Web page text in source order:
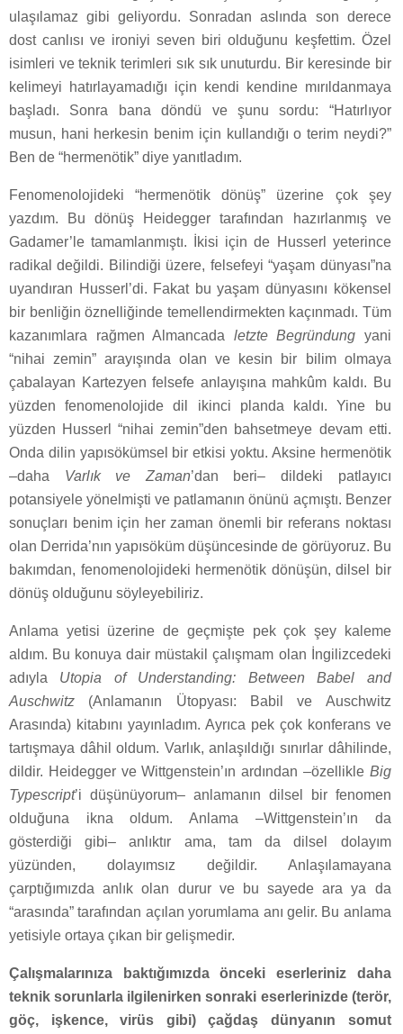
ulaşılamaz gibi geliyordu. Sonradan aslında son derece
dost canlısı ve ironiyi seven biri olduğunu keşfettim. Özel
isimleri ve teknik terimleri sık sık unuturdu. Bir keresinde bir
kelimeyi hatırlayamadığı için kendi kendine mırıldanmaya
başladı. Sonra bana döndü ve şunu sordu: “Hatırlıyor
musun, hani herkesin benim için kullandığı o terim neydi?”
Ben de “hermenötik” diye yanıtladım.
Fenomenolojideki “hermenötik dönüş” üzerine çok şey
yazdım. Bu dönüş Heidegger tarafından hazırlanmış ve
Gadamer’le tamamlanmıştı. İkisi için de Husserl yeterince
radikal değildi. Bilindiği üzere, felsefeyi “yaşam dünyası”na
uyandıran Husserl’di. Fakat bu yaşam dünyasını kökensel
bir benliğin öznelliğinde temellendirmekten kaçınmadı. Tüm
kazanımlara rağmen Almancada letzte Begründung yani
“nihai zemin” arayışında olan ve kesin bir bilim olmaya
çabalayan Kartezyen felsefe anlayışına mahkûm kaldı. Bu
yüzden fenomenolojide dil ikinci planda kaldı. Yine bu
yüzden Husserl “nihai zemin”den bahsetmeye devam etti.
Onda dilin yapısökümsel bir etkisi yoktu. Aksine hermenötik
–daha Varlık ve Zaman’dan beri– dildeki patlayıcı
potansiyele yönelmişti ve patlamanın önünü açmıştı. Benzer
sonuçları benim için her zaman önemli bir referans noktası
olan Derrida’nın yapısöküm düşüncesinde de görüyoruz. Bu
bakımdan, fenomenolojideki hermenötik dönüşün, dilsel bir
dönüş olduğunu söyleyebiliriz.
Anlama yetisi üzerine de geçmişte pek çok şey kaleme
aldım. Bu konuya dair müstakil çalışmam olan İngilizcedeki
adıyla Utopia of Understanding: Between Babel and
Auschwitz (Anlamanın Ütopyası: Babil ve Auschwitz
Arasında) kitabını yayınladım. Ayrıca pek çok konferans ve
tartışmaya dâhil oldum. Varlık, anlaşıldığı sınırlar dâhilinde,
dildir. Heidegger ve Wittgenstein’ın ardından –özellikle Big
Typescript’i düşünüyorum– anlamanın dilsel bir fenomen
olduğuna ikna oldum. Anlama –Wittgenstein’ın da
gösterdiği gibi– anlıktır ama, tam da dilsel dolayım
yüzünden, dolayımsız değildir. Anlaşılamayana
çarptığımızda anlık olan durur ve bu sayede ara ya da
“arasında” tarafından açılan yorumlama anı gelir. Bu anlama
yetisiyle ortaya çıkan bir gelişmedir.
Çalışmalarınıza baktığımızda önceki eserleriniz daha
teknik sorunlarla ilgilenirken sonraki eserlerinizde (terör,
göç, işkence, virüs gibi) çağdaş dünyanın somut